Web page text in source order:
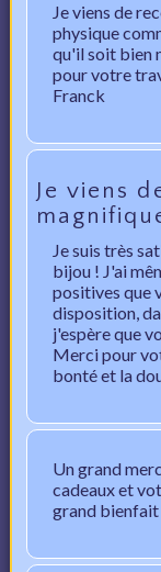
Je viens de
physique
qu'il soit bien
pour votre
Franck
Je viens
Je suis très
bijou ! J'ai
positives que
disposition,
j'espère que
Merci pour
bonté et la
Un grand
cadeaux et
grand bienfait